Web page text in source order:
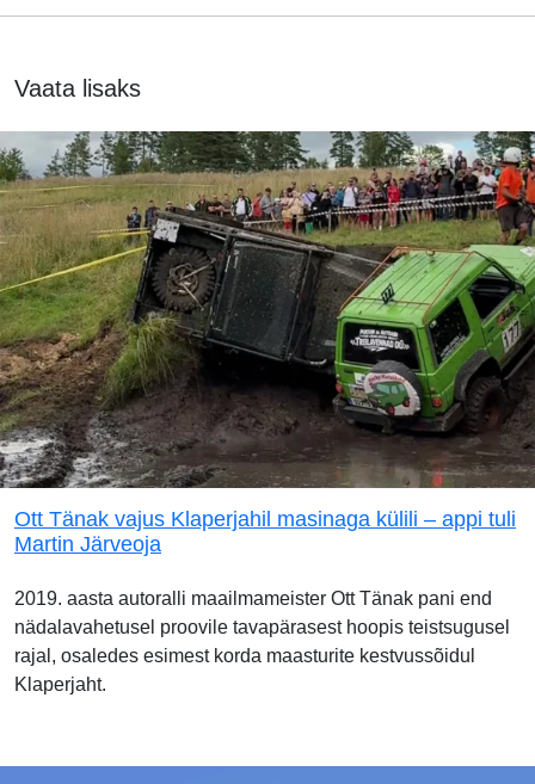
Vaata lisaks
Ott Tänak vajus Klaperjahil masinaga külili – appi tuli
Martin Järveoja
2019. aasta autoralli maailmameister Ott Tänak pani end
nädalavahetusel proovile tavapärasest hoopis teistsugusel
rajal, osaledes esimest korda maasturite kestvussõidul
Klaperjaht.